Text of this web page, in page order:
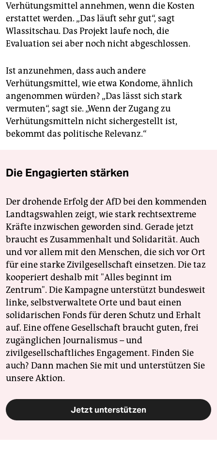
Verhütungsmittel annehmen, wenn die Kosten
erstattet werden. „Das läuft sehr gut“, sagt
Wlassitschau. Das Projekt laufe noch, die
Evaluation sei aber noch nicht abgeschlossen.
Ist anzunehmen, dass auch andere
Verhütungsmittel, wie etwa Kondome, ähnlich
angenommen würden? „Das lässt sich stark
vermuten“, sagt sie. „Wenn der Zugang zu
Verhütungsmitteln nicht sichergestellt ist,
bekommt das politische Relevanz.“
Die Engagierten stärken
Der drohende Erfolg der AfD bei den kommenden
Landtagswahlen zeigt, wie stark rechtsextreme
Kräfte inzwischen geworden sind. Gerade jetzt
braucht es Zusammenhalt und Solidarität. Auch
und vor allem mit den Menschen, die sich vor Ort
für eine starke Zivilgesellschaft einsetzen. Die taz
kooperiert deshalb mit "Alles beginnt im
Zentrum". Die Kampagne unterstützt bundesweit
linke, selbstverwaltete Orte und baut einen
solidarischen Fonds für deren Schutz und Erhalt
auf. Eine offene Gesellschaft braucht guten, frei
zugänglichen Journalismus – und
zivilgesellschaftliches Engagement. Finden Sie
auch? Dann machen Sie mit und unterstützen Sie
unsere Aktion.
Jetzt unterstützen